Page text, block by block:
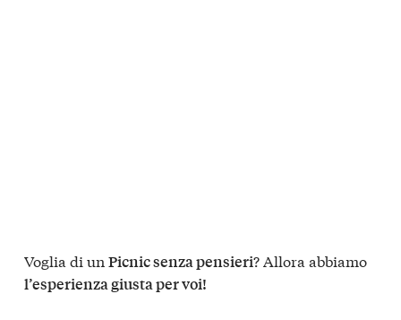
Voglia di un Picnic senza pensieri? Allora abbiamo
l’esperienza giusta per voi!